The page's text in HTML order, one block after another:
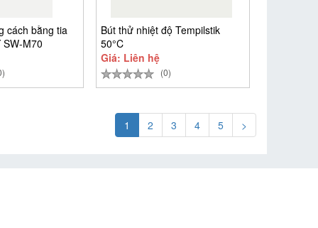
cách bằng tia
SW-M70
Bút thử nhiệt độ Tempilstik
50°C
Giá: Liên hệ
(0)
1 2 3 4 5 >